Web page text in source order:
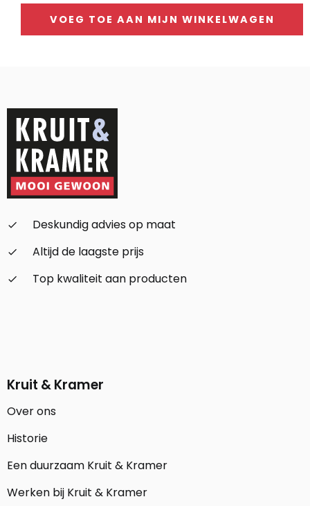
VOEG TOE AAN MIJN WINKELWAGEN
check_small
Deskundig advies op maat
check_small
Altijd de laagste prijs
check_small
Top kwaliteit aan producten
Kruit & Kramer
Over ons
Historie
Een duurzaam Kruit & Kramer
Werken bij Kruit & Kramer